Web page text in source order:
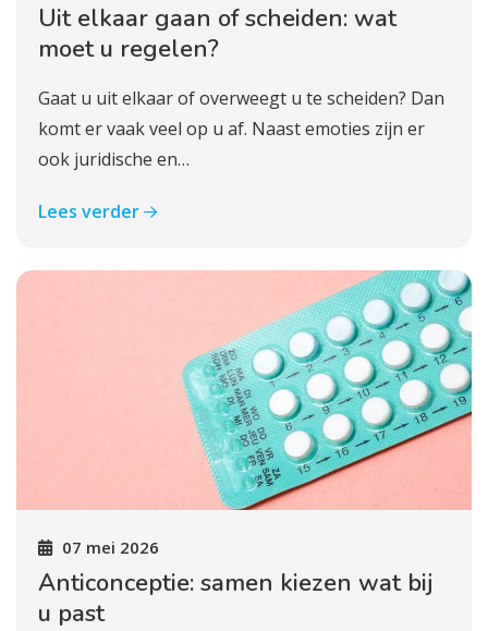
Uit elkaar gaan of scheiden: wat
moet u regelen?
Gaat u uit elkaar of overweegt u te scheiden? Dan
komt er vaak veel op u af. Naast emoties zijn er
ook juridische en…
Lees verder
07 mei 2026
Anticonceptie: samen kiezen wat bij
u past